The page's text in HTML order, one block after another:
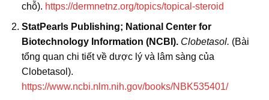
chỗ). https://dermnetnz.org/topics/topical-steroid
StatPearls Publishing; National Center for
Biotechnology Information (NCBI). Clobetasol. (Bài
tổng quan chi tiết về dược lý và lâm sàng của
Clobetasol).
https://www.ncbi.nlm.nih.gov/books/NBK535401/